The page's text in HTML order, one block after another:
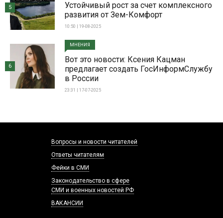
Устойчивый рост за счет комплексного
развития от Зем-Комфорт
10:50 | 19-08-2025
5
МНЕНИЯ
Вот это новости: Ксения Кацман
предлагает создать ГосИнформСлужбу
в России
23:31 | 17-07-2025
6
Вопросы и новости читателей
Ответы читателям
Фейки в СМИ
Законодательство в сфере
СМИ и военных новостей РФ
ВАКАНСИИ